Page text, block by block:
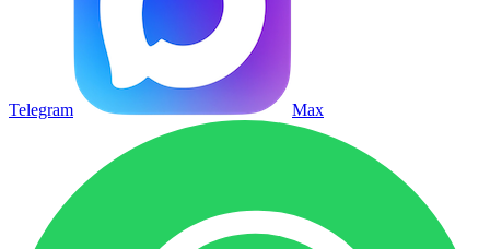
Telegram Max